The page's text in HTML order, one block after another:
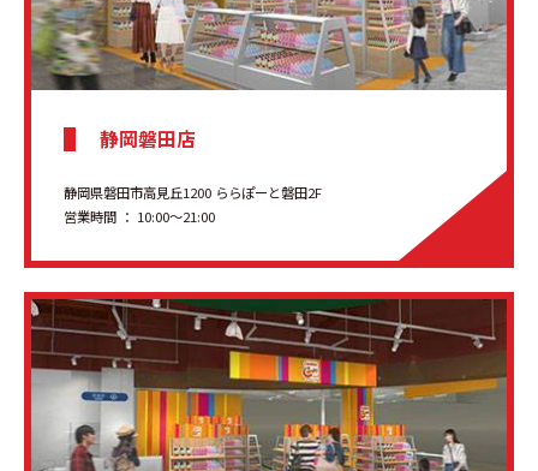
静岡磐田店
静岡県磐田市高見丘1200 ららぽーと磐田2F
営業時間 ： 10:00～21:00